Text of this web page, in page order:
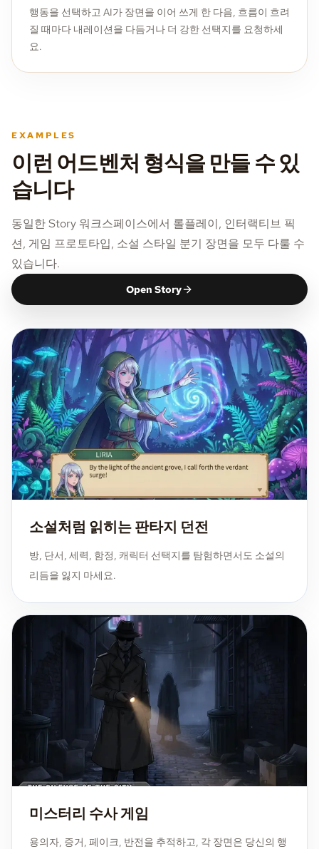
행동을 선택하고 AI가 장면을 이어 쓰게 한 다음, 흐름이 흐려
질 때마다 내레이션을 다듬거나 더 강한 선택지를 요청하세
요.
EXAMPLES
이런 어드벤처 형식을 만들 수 있
습니다
동일한 Story 워크스페이스에서 롤플레이, 인터랙티브 픽
션, 게임 프로토타입, 소설 스타일 분기 장면을 모두 다룰 수
있습니다.
Open Story
소설처럼 읽히는 판타지 던전
방, 단서, 세력, 함정, 캐릭터 선택지를 탐험하면서도 소설의
리듬을 잃지 마세요.
미스터리 수사 게임
용의자, 증거, 페이크, 반전을 추적하고, 각 장면은 당신의 행